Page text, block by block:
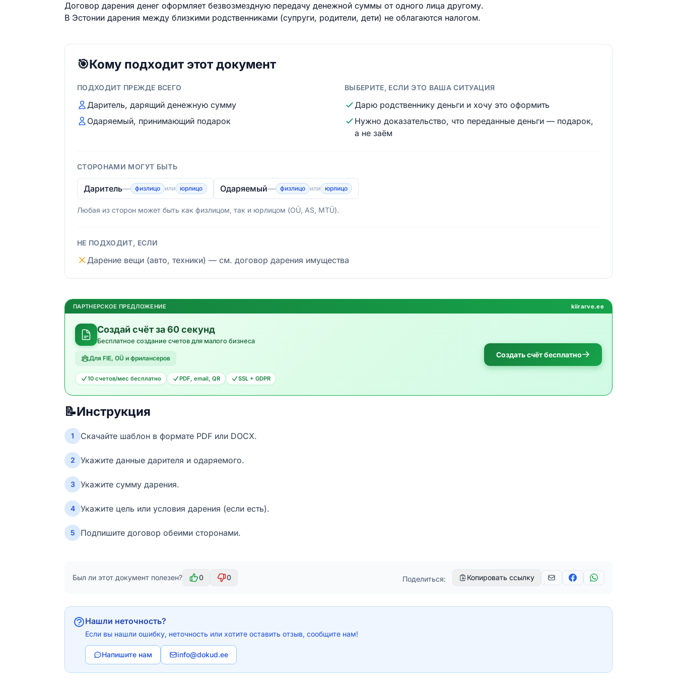
Договор дарения денег оформляет безвозмездную передачу денежной суммы от одного лица другому.
В Эстонии дарения между близкими родственниками (супруги, родители, дети) не облагаются налогом.
🎯Кому подходит этот документ
ПОДХОДИТ ПРЕЖДЕ ВСЕГО
Даритель, дарящий денежную сумму
Одаряемый, принимающий подарок
ВЫБЕРИТЕ, ЕСЛИ ЭТО ВАША СИТУАЦИЯ
Дарю родственнику деньги и хочу это оформить
Нужно доказательство, что переданные деньги — подарок,
а не заём
СТОРОНАМИ МОГУТ БЫТЬ
Даритель— физлицо или юрлицо Одаряемый— физлицо или юрлицо
Любая из сторон может быть как физлицом, так и юрлицом (OÜ, AS, MTÜ).
НЕ ПОДХОДИТ, ЕСЛИ
Дарение вещи (авто, техники) — см. договор дарения имущества
ПАРТНЕРСКОЕ ПРЕДЛОЖЕНИЕ kiirarve.ee
Создай счёт за 60 секунд
Бесплатное создание счетов для малого бизнеса
Для FIE, OÜ и фрилансеров
10 счетов/мес бесплатно PDF, email, QR SSL + GDPR
Создать счёт бесплатно
📝Инструкция
1 Скачайте шаблон в формате PDF или DOCX.
2 Укажите данные дарителя и одаряемого.
3 Укажите сумму дарения.
4 Укажите цель или условия дарения (если есть).
5 Подпишите договор обеими сторонами.
Был ли этот документ полезен? 0 0 Поделиться: Копировать ссылку
Нашли неточность?
Если вы нашли ошибку, неточность или хотите оставить отзыв, сообщите нам!
Напишите нам info@dokud.ee